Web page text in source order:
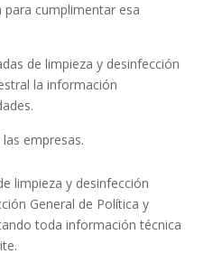
cumplimentar esa
de limpieza y desinfección
la información
empresas.
limpieza y desinfección
General de Política y
toda información técnica